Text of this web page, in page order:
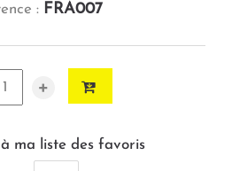
: FRA007
+
ma liste des favoris